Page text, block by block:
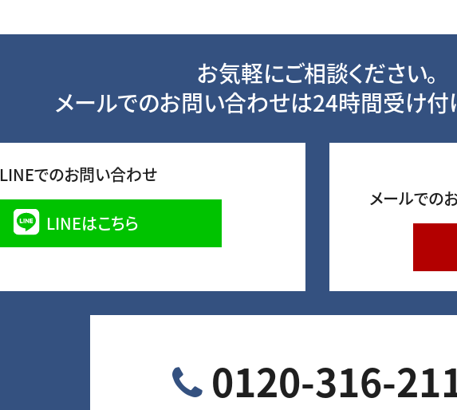
お気軽にご相談ください。
メールでのお問い合わせは24時間受け付
LINEでのお問い合わせ
LINEはこちら
メールでの
0120-316-